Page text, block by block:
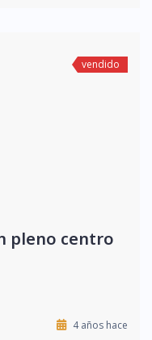
vendido
pleno centro
4 años hace